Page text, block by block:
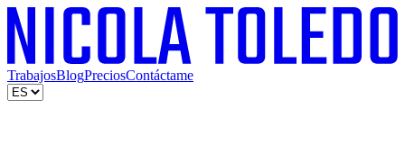
TrabajosBlogPreciosContáctame